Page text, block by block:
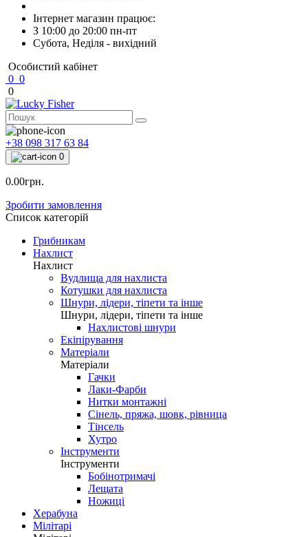
Інтернет магазин працює:
З 10:00 до 20:00 пн-пт
Субота, Неділя - вихідний
Особистий кабінет
0 0
0
+38 098 317 63 84
0
0.00грн.
Зробити замовлення
Список категорій
Грибникам
Нахлист
Нахлист
Вудлища для нахлиста
Котушки для нахлиста
Шнури, лідери, тіпети та інше
Шнури, лідери, тіпети та інше
Нахлистові шнури
Екіпірування
Матеріали
Матеріали
Гачки
Лаки-Фарби
Нитки монтажні
Сінель, пряжа, шовк, рівница
Тінсель
Хутро
Інструменти
Інструменти
Бобінотримачі
Лещата
Ножиці
Херабуна
Мілітарі